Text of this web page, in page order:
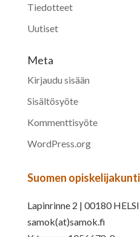
Tiedotteet
Uutiset
Meta
Kirjaudu sisään
Sisältösyöte
Kommenttisyöte
WordPress.org
Suomen
Lapinrinne 2 | 00180
samok(at)samok.fi